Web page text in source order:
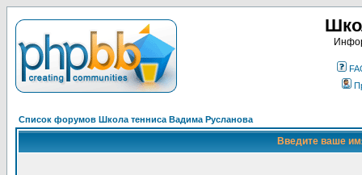
Список форумов Школа тенниса Вадима Русланова
Введите ваше